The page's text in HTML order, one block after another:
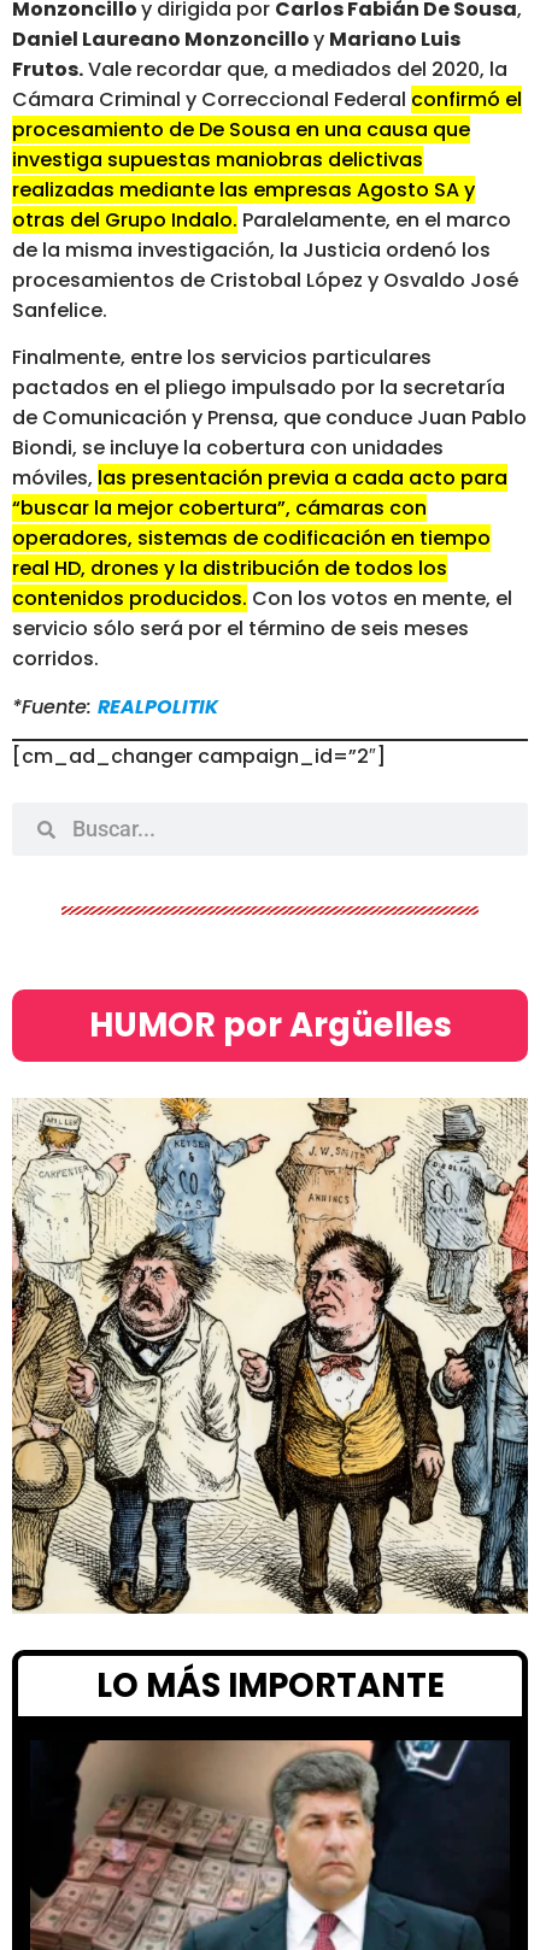
Monzoncilloy dirigida por Carlos Fabián De Sousa,
Daniel Laureano Monzoncilloy Mariano Luis
Frutos.Vale recordar que, a mediados del 2020, la
Cámara Criminal y Correccional Federal confirmó el
procesamiento de De Sousa en una causa que
investiga supuestas maniobras delictivas
realizadas mediante las empresas Agosto SA y
otras del Grupo Indalo. Paralelamente, en el marco
de la misma investigación, la Justicia ordenó los
procesamientos de Cristobal López y Osvaldo José
Sanfelice.
Finalmente, entre los servicios particulares
pactados en el pliego impulsado por la secretaría
de Comunicación y Prensa, que conduce Juan Pablo
Biondi, se incluye la cobertura con unidades
móviles, las presentación previa a cada acto para
“buscar la mejor cobertura”, cámaras con
operadores, sistemas de codificación en tiempo
real HD, drones y la distribución de todos los
contenidos producidos. Con los votos en mente, el
servicio sólo será por el término de seis meses
corridos.
*Fuente: REALPOLITIK
[cm_ad_changer campaign_id=”2″]
HUMOR por Argüelles​
LO MÁS IMPORTANTE